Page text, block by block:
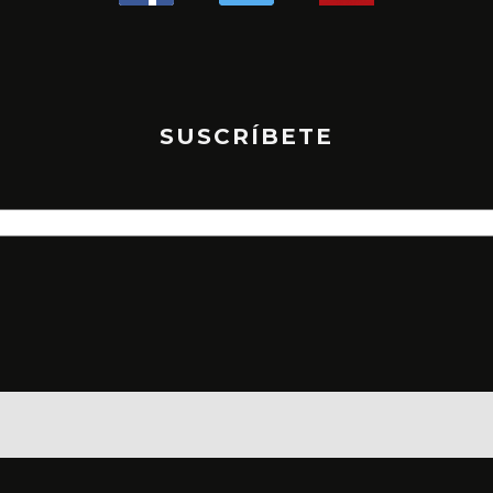
SUSCRÍBETE